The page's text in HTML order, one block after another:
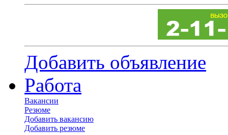
Добавить объявление
Работа
Вакансии
Резюме
Добавить вакансию
Добавить резюме